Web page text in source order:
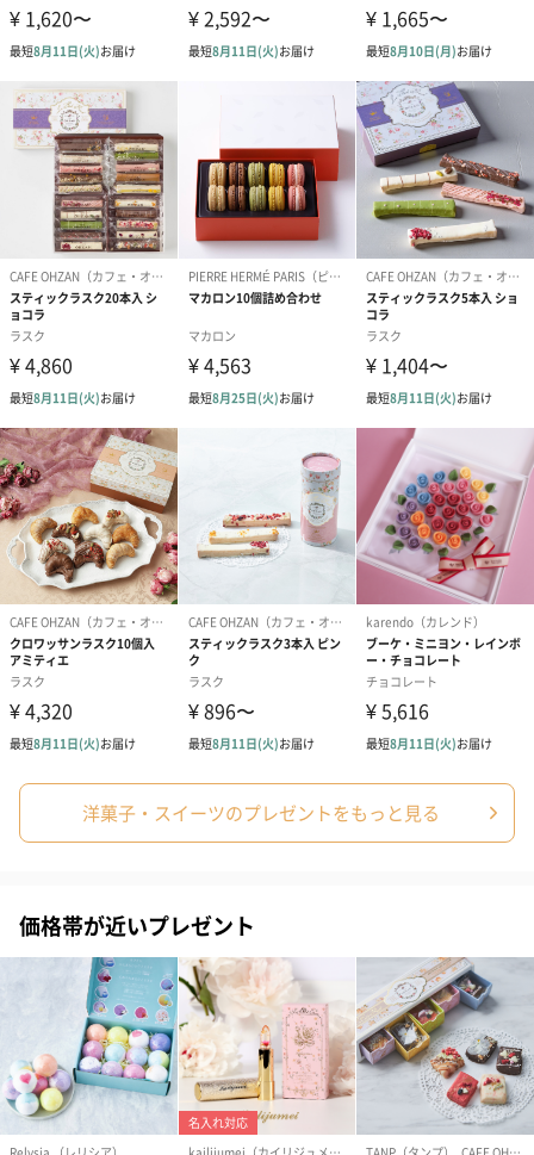
洋菓子・スイーツのプレゼントをもっと見る
価格帯が近いプレゼント